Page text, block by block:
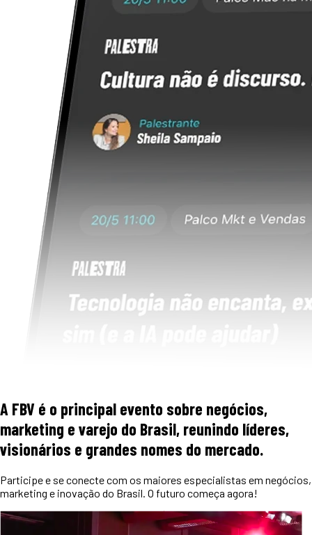
A FBV é o principal evento sobre negócios,
marketing e varejo do Brasil, reunindo líderes,
visionários e grandes nomes do mercado.
Participe e se conecte com os maiores especialistas em negócios,
marketing e inovação do Brasil. O futuro começa agora!